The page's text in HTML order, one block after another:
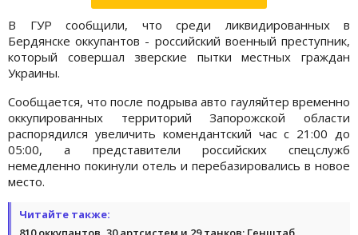
В ГУР сообщили, что среди ликвидированных в
Бердянске оккупантов - российский военный преступник,
который совершал зверские пытки местных граждан
Украины.
Сообщается, что после подрыва авто гауляйтер временно
оккупированных территорий Запорожской области
распорядился увеличить комендантский час с 21:00 до
05:00, а представители российских спецслужб
немедленно покинули отель и перебазировались в новое
место.
Читайте также: